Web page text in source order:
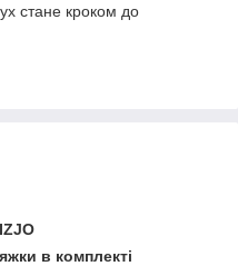
стане кроком до
в комплекті